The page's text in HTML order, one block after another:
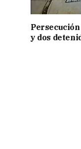
y dos